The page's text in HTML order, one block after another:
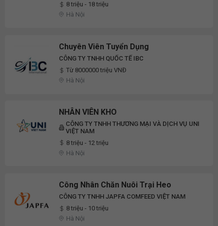
8 triệu - 18 triệu
Hà Nội
Chuyên Viên Tuyển Dụng
CÔNG TY TNHH QUỐC TẾ IBC
Từ 8000000 triệu VNĐ
Hà Nội
NHÂN VIÊN KHO
CÔNG TY TNHH THƯƠNG MẠI VÀ DỊCH VỤ UNI
VIỆT NAM
8 triệu - 12 triệu
Hà Nội
Công Nhân Chăn Nuôi Trại Heo
CÔNG TY TNHH JAPFA COMFEED VIỆT NAM
8 triệu - 10 triệu
Hà Nội